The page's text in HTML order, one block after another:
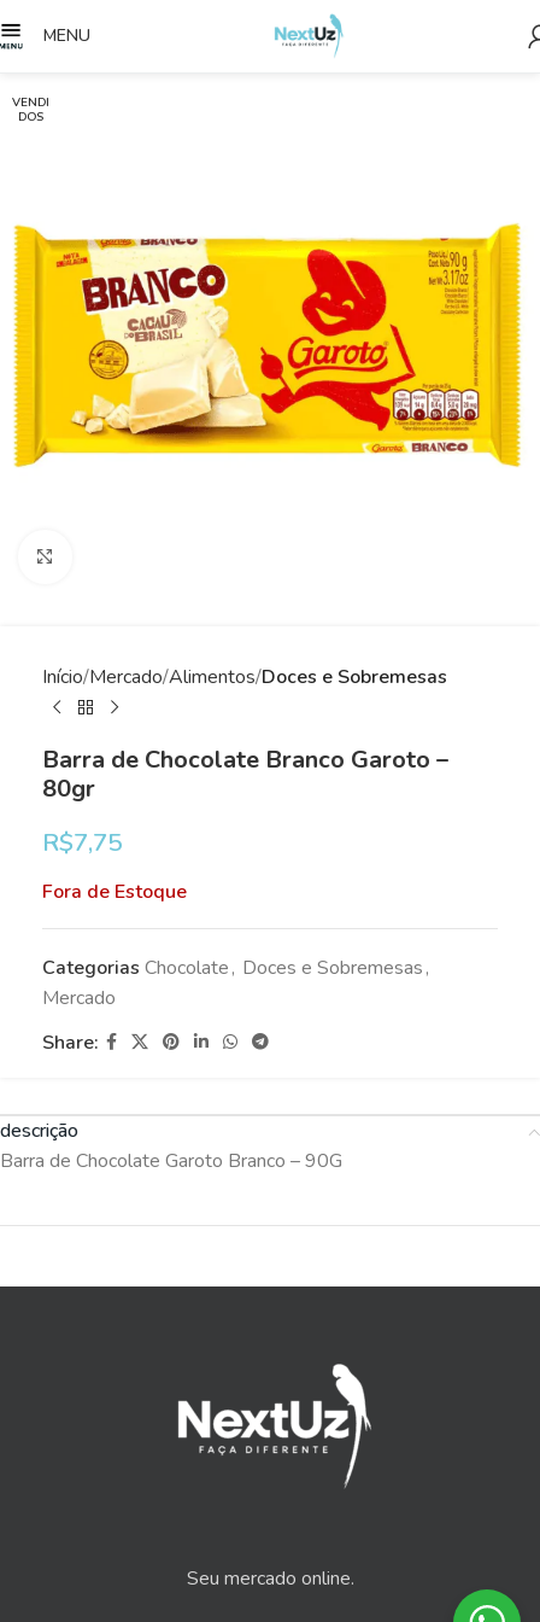
MENU
VENDI
DOS
Início Mercado Alimentos Doces e Sobremesas
Barra de Chocolate Branco Garoto –
80gr
R$7,75
Fora de Estoque
Categorias Chocolate, Doces e Sobremesas,
Mercado
Share:
descrição
Barra de Chocolate Garoto Branco – 90G
Seu mercado online.